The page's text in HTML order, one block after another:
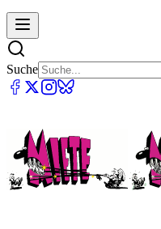
Suche